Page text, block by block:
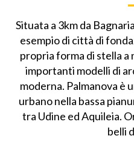
Situata a 3km da
esempio di città di
propria forma di stella a
importanti modelli di
moderna. Palmanova è
urbano nella bassa
tra Udine ed Aquileia.
belli